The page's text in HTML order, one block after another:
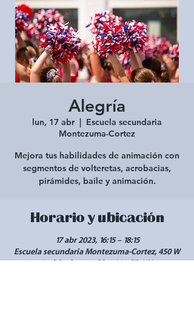
Alegría
lun, 17 abr
  |
Escuela secundaria
Montezuma-Cortez
Mejora tus habilidades de animación con
segmentos de volteretas, acrobacias,
pirámides, baile y animación.
Horario y ubicación
17 abr 2023, 16:15 – 18:15
Escuela secundaria Montezuma-Cortez, 450 W
2nd St, Cortez, CO 81321, EE. UU.